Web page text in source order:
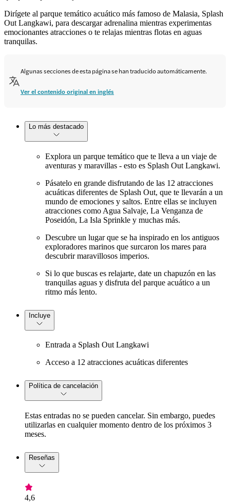
Dirígete al parque temático acuático más famoso de Malasia, Splash
Out Langkawi, para descargar adrenalina mientras experimentas
emocionantes atracciones o te relajas mientras flotas en aguas
tranquilas.
Algunas secciones de esta página se han traducido automáticamente.
Ver el contenido original en inglés
Lo más destacado
Explora un parque temático que te lleva a un viaje de
aventuras y maravillas - esto es Splash Out Langkawi.
Pásatelo en grande disfrutando de las 12 atracciones
acuáticas diferentes de Splash Out, que te llevarán a un
mundo de emociones y saltos. Entre ellas se incluyen
atracciones como Agua Salvaje, La Venganza de
Poseidón, La Isla Sprinkle y muchas más.
Descubre un lugar que se ha inspirado en los antiguos
exploradores marinos que surcaron los mares para
descubrir maravillosos imperios.
Si lo que buscas es relajarte, date un chapuzón en las
tranquilas aguas y disfruta del parque acuático a un
ritmo más lento.
Incluye
Entrada a Splash Out Langkawi
Acceso a 12 atracciones acuáticas diferentes
Política de cancelación
Estas entradas no se pueden cancelar. Sin embargo, puedes
utilizarlas en cualquier momento dentro de los próximos 3
meses.
Reseñas
4,6